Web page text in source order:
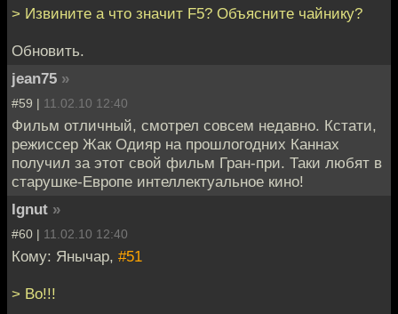
> Извините а что значит F5? Объясните чайнику?
Обновить.
jean75 »
#59 | 11.02.10 12:40
Фильм отличный, смотрел совсем недавно. Кстати,
режиссер Жак Одияр на прошлогодних Каннах
получил за этот свой фильм Гран-при. Таки любят в
старушке-Европе интеллектуальное кино!
Ignut »
#60 | 11.02.10 12:40
Кому: Янычар, #51
> Во!!!